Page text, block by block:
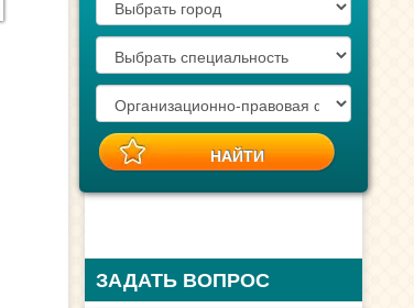
ЗАДАТЬ ВОПРОС